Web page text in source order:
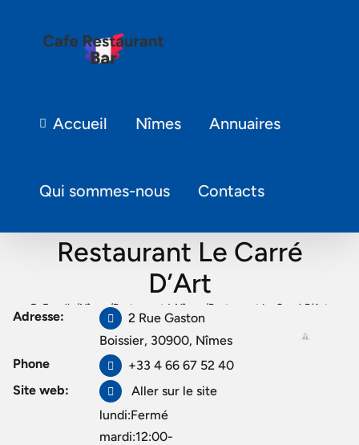
Accueil Nîmes Annuaires
Qui sommes-nous Contacts
Restaurant Le Carré
D’Art
Fr Foodie /Nîmes/Restaurant à Nîmes /Restaurant Le Carré D’Art
Adresse:
2 Rue Gaston
Boissier, 30900, Nîmes
Phone
+33 4 66 67 52 40
Site web:
Aller sur le site
lundi:Fermé
mardi:12:00-